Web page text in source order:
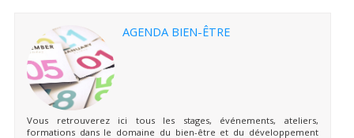
AGENDA BIEN-ÊTRE
Vous retrouverez ici tous les stages, événements, ateliers,
formations dans le domaine du bien-être et du développement